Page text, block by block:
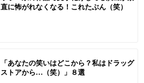
直に怖がれなくなる！これたぶん（笑）
「あなたの笑いはどこから？私はドラッグ
ストアから…（笑）」８選